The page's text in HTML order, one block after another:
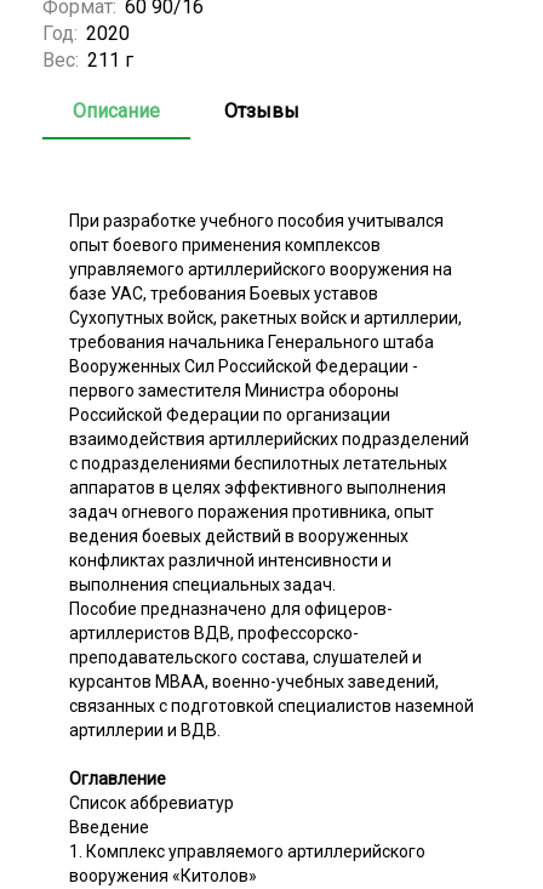
Формат: 60 90/16
Год: 2020
Вес: 211 г
Описание Отзывы
При разработке учебного пособия учитывался
опыт боевого применения комплексов
управляемого артиллерийского вооружения на
базе УАС, требования Боевых уставов
Сухопутных войск, ракетных войск и артиллерии,
требования начальника Генерального штаба
Вооруженных Сил Российской Федерации -
первого заместителя Министра обороны
Российской Федерации по организации
взаимодействия артиллерийских подразделений
с подразделениями беспилотных летательных
аппаратов в целях эффективного выполнения
задач огневого поражения противника, опыт
ведения боевых действий в вооруженных
конфликтах различной интенсивности и
выполнения специальных задач.
Пособие предназначено для офицеров-
артиллеристов ВДВ, профессорско-
преподавательского состава, слушателей и
курсантов МВАА, военно-учебных заведений,
связанных с подготовкой специалистов наземной
артиллерии и ВДВ.
Оглавление
Список аббревиатур
Введение
1. Комплекс управляемого артиллерийского
вооружения «Китолов»